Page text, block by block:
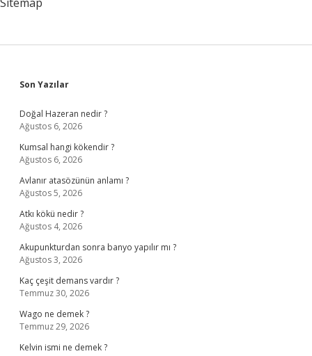
Sidebar
Son Yazılar
Doğal Hazeran nedir ?
Ağustos 6, 2026
Kumsal hangi kökendir ?
Ağustos 6, 2026
Avlanır atasözünün anlamı ?
Ağustos 5, 2026
Atkı kökü nedir ?
Ağustos 4, 2026
Akupunkturdan sonra banyo yapılır mı ?
Ağustos 3, 2026
Kaç çeşit demans vardır ?
Temmuz 30, 2026
Wago ne demek ?
Temmuz 29, 2026
Kelvin ismi ne demek ?